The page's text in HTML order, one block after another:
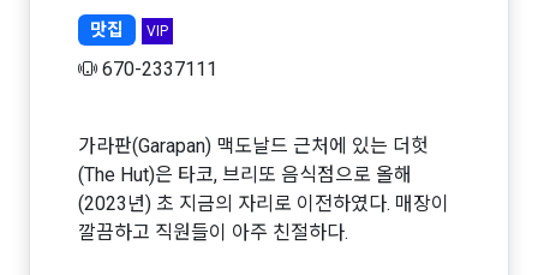
맛집 VIP
670-2337111
가라판(Garapan) 맥도날드 근처에 있는 더헛
(The Hut)은 타코, 브리또 음식점으로 올해
(2023년) 초 지금의 자리로 이전하였다. 매장이
깔끔하고 직원들이 아주 친절하다.